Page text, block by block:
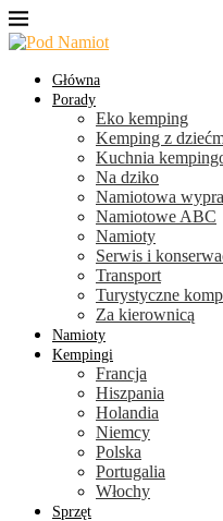
Główna
Porady
Eko kemping
Kemping z
Kuchnia
Na dziko
Namiotowa
Namiotowe ABC
Namioty
Serwis i
Transport
Turystyczne
Za kierownicą
Namioty
Kempingi
Francja
Hiszpania
Holandia
Niemcy
Polska
Portugalia
Włochy
Sprzęt